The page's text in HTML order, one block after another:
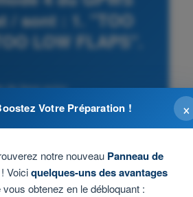
/ sont : 1. "TOO
LOW FLAPS".
de ligne avion
×
Votre Préparation !
notre nouveau Panneau de
! Voiciquelques-uns des avantages
vous obtenez en le débloquant :